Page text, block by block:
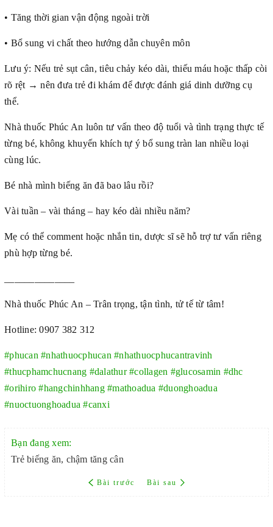
• Tăng thời gian vận động ngoài trời
• Bổ sung vi chất theo hướng dẫn chuyên môn
Lưu ý: Nếu trẻ sụt cân, tiêu chảy kéo dài, thiếu máu hoặc thấp còi
rõ rệt → nên đưa trẻ đi khám để được đánh giá dinh dưỡng cụ
thể.
Nhà thuốc Phúc An luôn tư vấn theo độ tuổi và tình trạng thực tế
từng bé, không khuyến khích tự ý bổ sung tràn lan nhiều loại
cùng lúc.
Bé nhà mình biếng ăn đã bao lâu rồi?
Vài tuần – vài tháng – hay kéo dài nhiều năm?
Mẹ có thể comment hoặc nhắn tin, dược sĩ sẽ hỗ trợ tư vấn riêng
phù hợp từng bé.
Nhà thuốc Phúc An – Trân trọng, tận tình, tử tế từ tâm!
Hotline: 0907 382 312
#phucan #nhathuocphucan #nhathuocphucantravinh
#thucphamchucnang #dalathur #collagen #glucosamin #dhc
#orihiro #hangchinhhang #mathoadua #duonghoadua
#nuoctuonghoadua #canxi
Bạn đang xem:
Trẻ biếng ăn, chậm tăng cân
Bài trước Bài sau